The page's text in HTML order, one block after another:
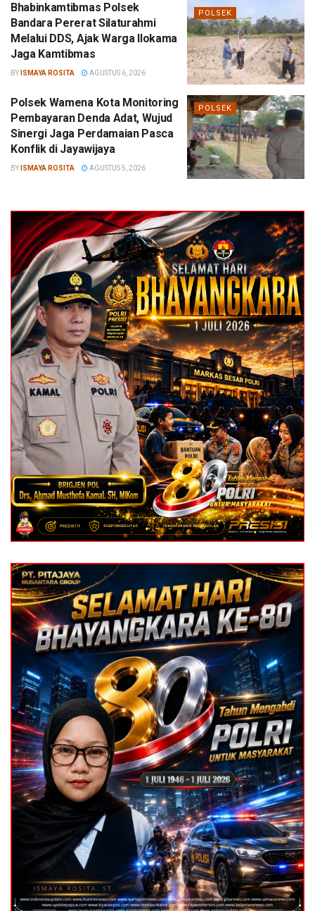
POLSEK
Bhabinkamtibmas Polsek
Bandara Pererat Silaturahmi
Melalui DDS, Ajak Warga Ilokama
Jaga Kamtibmas
BY ISMAYA ROSITA AGUSTUS 6, 2026
POLSEK
Polsek Wamena Kota Monitoring
Pembayaran Denda Adat, Wujud
Sinergi Jaga Perdamaian Pasca
Konflik di Jayawijaya
BY ISMAYA ROSITA AGUSTUS 5, 2026